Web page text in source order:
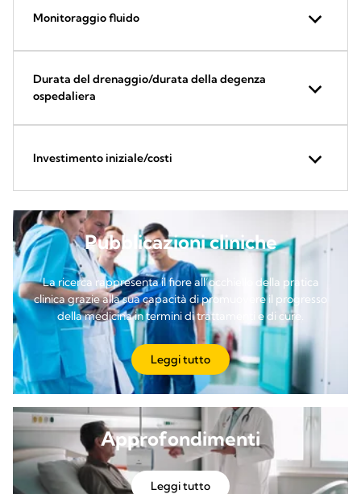
Monitoraggio fluido
Durata del drenaggio/durata della degenza
ospedaliera
Investimento iniziale/costi
Pubblicazioni cliniche
La ricerca rappresenta il fiore all’occhiello della pratica
clinica grazie alla sua capacità di promuovere il progresso
della medicina in termini di trattamenti e di cure.
Leggi tutto
Approfondimenti
Leggi tutto